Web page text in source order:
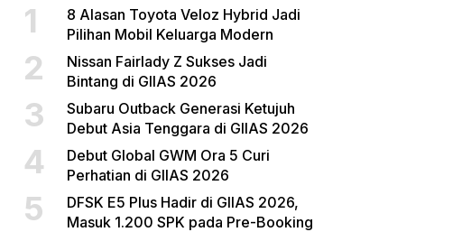
1
8 Alasan Toyota Veloz Hybrid Jadi
Pilihan Mobil Keluarga Modern
2
Nissan Fairlady Z Sukses Jadi
Bintang di GIIAS 2026
3
Subaru Outback Generasi Ketujuh
Debut Asia Tenggara di GIIAS 2026
4
Debut Global GWM Ora 5 Curi
Perhatian di GIIAS 2026
5
DFSK E5 Plus Hadir di GIIAS 2026,
Masuk 1.200 SPK pada Pre-Booking